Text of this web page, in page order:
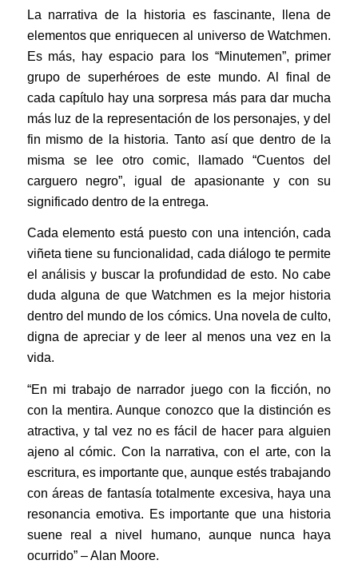
La narrativa de la historia es fascinante, llena de
elementos que enriquecen al universo de Watchmen.
Es más, hay espacio para los “Minutemen”, primer
grupo de superhéroes de este mundo. Al final de
cada capítulo hay una sorpresa más para dar mucha
más luz de la representación de los personajes, y del
fin mismo de la historia. Tanto así que dentro de la
misma se lee otro comic, llamado “Cuentos del
carguero negro”, igual de apasionante y con su
significado dentro de la entrega.
Cada elemento está puesto con una intención, cada
viñeta tiene su funcionalidad, cada diálogo te permite
el análisis y buscar la profundidad de esto. No cabe
duda alguna de que Watchmen es la mejor historia
dentro del mundo de los cómics. Una novela de culto,
digna de apreciar y de leer al menos una vez en la
vida.
“En mi trabajo de narrador juego con la ficción, no
con la mentira. Aunque conozco que la distinción es
atractiva, y tal vez no es fácil de hacer para alguien
ajeno al cómic. Con la narrativa, con el arte, con la
escritura, es importante que, aunque estés trabajando
con áreas de fantasía totalmente excesiva, haya una
resonancia emotiva. Es importante que una historia
suene real a nivel humano, aunque nunca haya
ocurrido” – Alan Moore.